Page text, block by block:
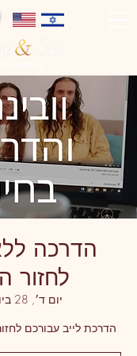
הדרכה
לחזור
יום ד׳, 28 ביולי
הדרכת לייב עבורכם